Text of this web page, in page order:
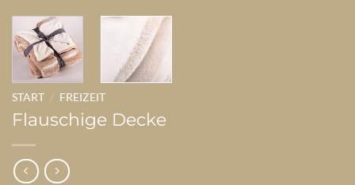
START / FREIZEIT
Flauschige Decke